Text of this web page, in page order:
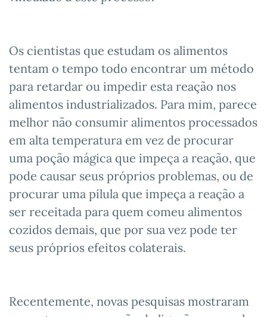
Os cientistas que estudam os alimentos
tentam o tempo todo encontrar um método
para retardar ou impedir esta reação nos
alimentos industrializados. Para mim, parece
melhor não consumir alimentos processados
em alta temperatura em vez de procurar
uma poção mágica que impeça a reação, que
pode causar seus próprios problemas, ou de
procurar uma pílula que impeça a reação a
ser receitada para quem comeu alimentos
cozidos demais, que por sua vez pode ter
seus próprios efeitos colaterais.
Recentemente, novas pesquisas mostraram